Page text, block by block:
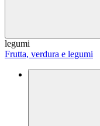
legumi
Frutta, verdura e legumi